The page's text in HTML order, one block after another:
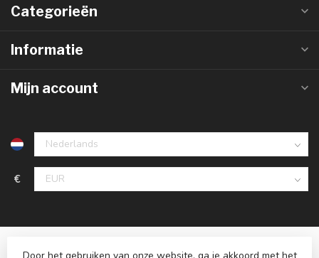
Categorieën
Informatie
Mijn account
€